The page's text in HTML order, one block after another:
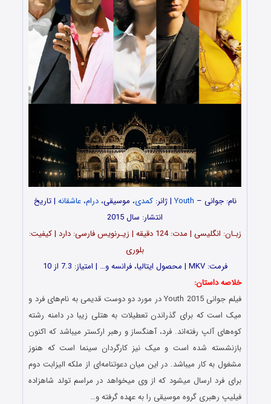
نام: جوانی – Youth| ژانر:کمدی، موسیقی،درام،عاشقانه | تاریخ
انتشار: سال 2015
زبـان: انگلیسی | مدت: 124 دقیقه | زیـرنویس فارسی: دارد | کیفیت:
بلوری
فرمت: MKV | محصول ایتالیا، فرانسه و… | امتیاز: 7.3 از 10
خلاصه داستان:
فیلم جوانی Youth 2015 در مورد دو دوست قدیمی به نام‌های فرد و
میک است که برای گذراندن تعطیلات به هتلی زیبا در دامنه رشته
کوه‌های آلپ رفته‌اند. فرد، آهنگساز و رهبر ارکستر میباشد که اکنون
بازنشسته شده است و میک نیز کارگردان سینما است که هنوز
مشغول به کار میباشد. در این میان دعوتنامه‌ای از ملکه الیزابت دوم
برای فرد ارسال میشود که از وی میخواهد در مراسم تولد شاهزاده
فیلیپ رهبری گروه موسیقی را به عهده گرفته و…